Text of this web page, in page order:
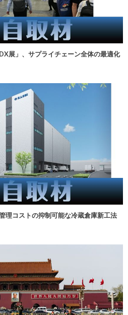
展」、サプライチェーン全体の最適化
理コストの抑制可能な冷蔵倉庫新工法